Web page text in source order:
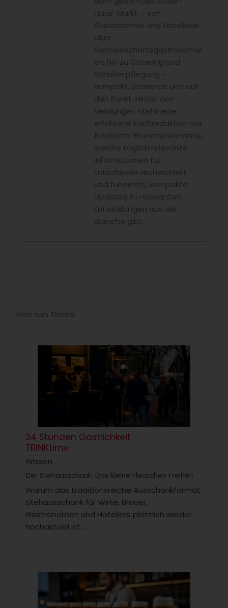
Haus-Markt – von
Gastronomie und Hotellerie
über
Gemeinschaftsgastronomie
bis hin zu Catering und
Schulverpflegung –
kompakt, praxisnah und auf
den Punkt. Hinter den
Meldungen steht eine
erfahrene Fachredaktion mit
fundierter Branchenkenntnis,
welche täglich relevante
Informationen für
Entscheider recherchiert
und fundierte, kompakte
Updates zu relevanten
Entwicklungen aus der
Branche gibt.
Mehr zum Thema
24 Stunden Gastlichkeit
TRINKtime
Wissen
Der Stehausschank: Das kleine Fleckchen Freiheit
Warum das traditionsreiche Ausschankformat
Stehausschank für Wirte, Brauer,
Gastronomen und Hoteliers plötzlich wieder
hochaktuell ist....